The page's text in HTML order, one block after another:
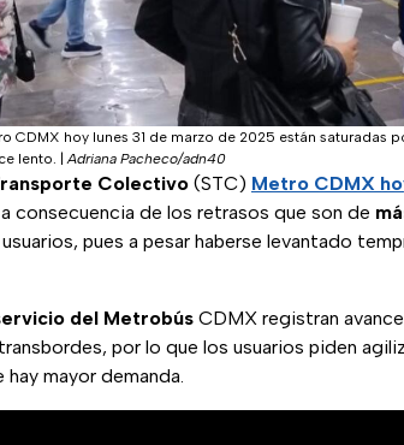
CDMX hoy lunes 31 de marzo de 2025 están saturadas
lento. |Adriana Pacheco/adn40
Colectivo (STC) Metro CDMX
consecuencia de los retrasos que son de
pues a pesar haberse levantado
del Metrobús CDMX registran
por lo que los usuarios piden
hay mayor demanda.